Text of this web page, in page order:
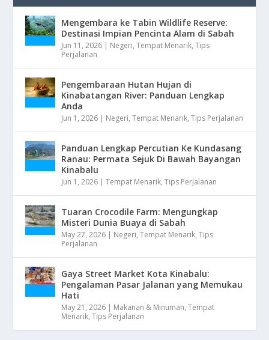
Mengembara ke Tabin Wildlife Reserve:
Destinasi Impian Pencinta Alam di Sabah
Jun 11, 2026 | Negeri,Tempat Menarik,Tips
Perjalanan
Pengembaraan Hutan Hujan di
Kinabatangan River: Panduan Lengkap
Anda
Jun 1, 2026 | Negeri,Tempat Menarik,Tips Perjalanan
Panduan Lengkap Percutian Ke Kundasang
Ranau: Permata Sejuk Di Bawah Bayangan
Kinabalu
Jun 1, 2026 |Tempat Menarik,Tips Perjalanan
Tuaran Crocodile Farm: Mengungkap
Misteri Dunia Buaya di Sabah
May 27, 2026 | Negeri,Tempat Menarik,Tips
Perjalanan
Gaya Street Market Kota Kinabalu:
Pengalaman Pasar Jalanan yang Memukau
Hati
May 21, 2026 | Makanan & Minuman,Tempat
Menarik,Tips Perjalanan